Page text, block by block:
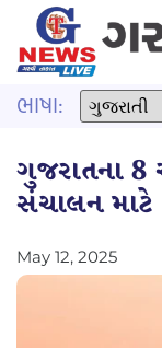
ભાષા:
ગુજરાતના 8
સંચાલન માટે
May 12, 2025